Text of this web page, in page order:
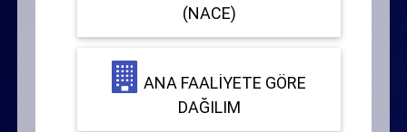
(NACE)
ANA FAALIYETE GÖRE
DAĞILIM